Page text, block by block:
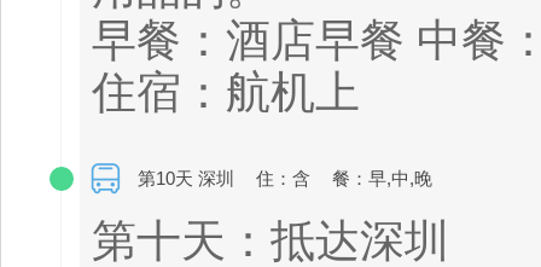
早餐：酒店早餐 中餐
住宿：航机上
第10天 深圳 住：含 餐：早,中,晚
第十天：抵达深圳